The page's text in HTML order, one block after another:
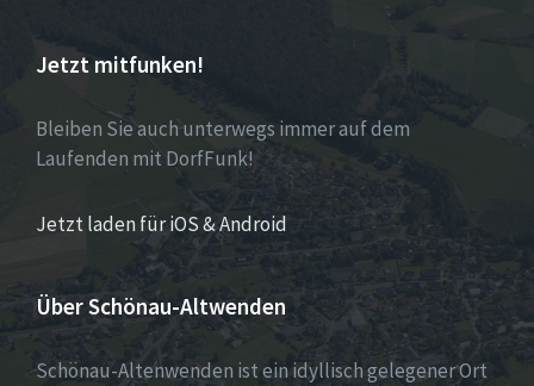
Jetzt mitfunken!
Bleiben Sie auch unterwegs immer auf dem
Laufenden mit DorfFunk!
Jetzt laden für iOS & Android
Über Schönau-Altwenden
Schönau-Altenwenden ist ein idyllisch gelegener Ort